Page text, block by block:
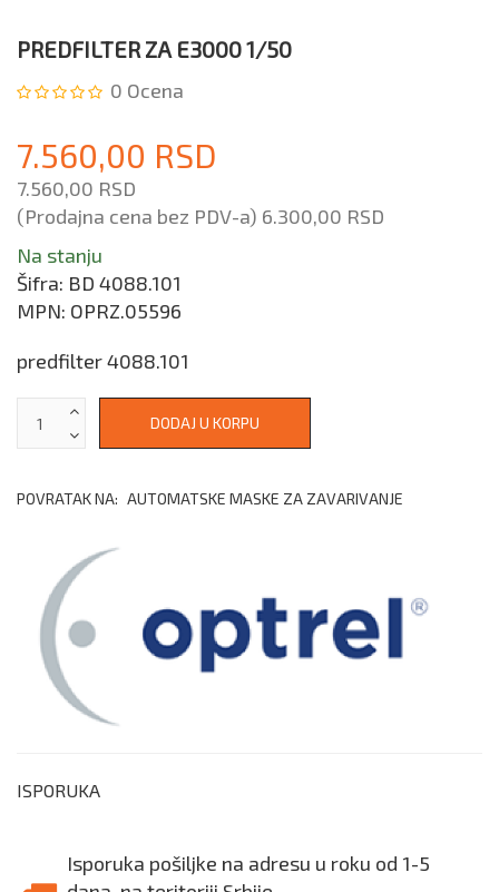
PREDFILTER ZA E3000 1/50
0 Ocena
7.560,00 RSD
7.560,00 RSD
(Prodajna cena bez PDV-a) 6.300,00 RSD
Na stanju
Šifra: BD 4088.101
MPN: OPRZ.05596
predfilter 4088.101
POVRATAK NA: AUTOMATSKE MASKE ZA ZAVARIVANJE
ISPORUKA
Isporuka pošiljke na adresu u roku od 1-5